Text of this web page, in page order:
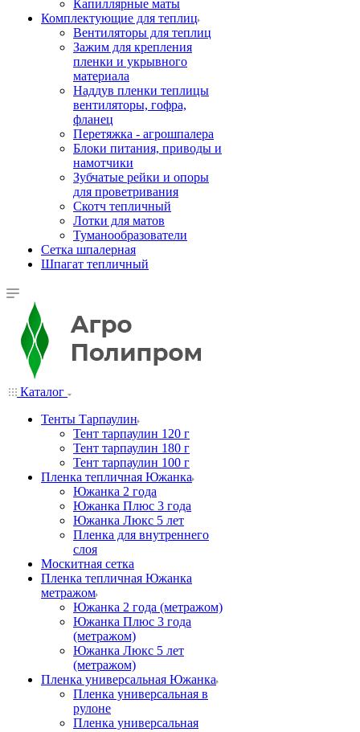
Капиллярные маты
Комплектующие для теплиц
Вентиляторы для теплиц
Зажим для крепления
пленки и укрывного
материала
Наддув пленки теплицы
вентиляторы, гофра,
фланец
Перетяжка - агрошпалера
Блоки питания, приводы и
намотчики
Зубчатые рейки и опоры
для проветривания
Скотч тепличный
Лотки для матов
Туманообразователи
Сетка шпалерная
Шпагат тепличный
Каталог
Тенты Тарпаулин
Тент тарпаулин 120 г
Тент тарпаулин 180 г
Тент тарпаулин 100 г
Пленка тепличная Южанка
Южанка 2 года
Южанка Плюс 3 года
Южанка Люкс 5 лет
Пленка для внутреннего
слоя
Москитная сетка
Пленка тепличная Южанка
метражом
Южанка 2 года (метражом)
Южанка Плюс 3 года
(метражом)
Южанка Люкс 5 лет
(метражом)
Пленка универсальная Южанка
Пленка универсальная в
рулоне
Пленка универсальная